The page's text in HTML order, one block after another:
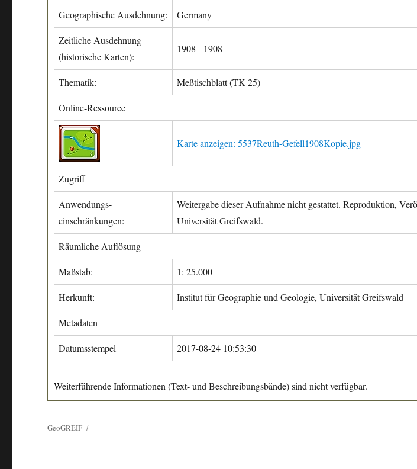
Geographische Ausdehnung: Germany
Zeitliche Ausdehnung
(historische Karten):
1908 - 1908
Thematik: Meßtischblatt (TK 25)
Online-Ressource
Karte anzeigen: 5537Reuth-Gefell1908Kopie.jpg
Zugriff
Anwendungs-
einschränkungen:
Weitergabe dieser Aufnahme nicht gestattet. Reproduktion,
Universität Greifswald.
Räumliche Auflösung
Maßstab: 1: 25.000
Herkunft: Institut für Geographie und Geologie, Universität Greifswald
Metadaten
Datumsstempel 2017-08-24 10:53:30
Weiterführende Informationen (Text- und Beschreibungsbände) sind nicht verfügbar.
GeoGREIF